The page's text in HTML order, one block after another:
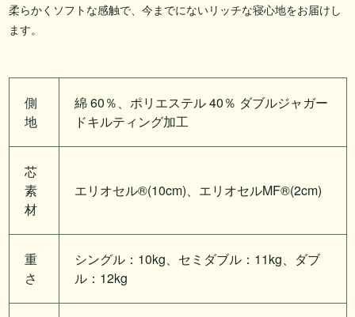
柔らかくソフトな感触で、今までにないリッチな寝心地をお届けし
ます。
側
地
綿 60％、ポリエステル 40％ ダブルジャガー
ドキルティング加工
芯
素
材
エリオセル®(10cm)、エリオセルMF®(2cm)
重
さ
シングル：10kg、セミダブル：11kg、ダブ
ル：12kg